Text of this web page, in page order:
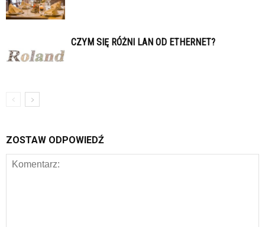
CZYM SIĘ RÓŻNI LAN OD ETHERNET?
ZOSTAW ODPOWIEDŹ